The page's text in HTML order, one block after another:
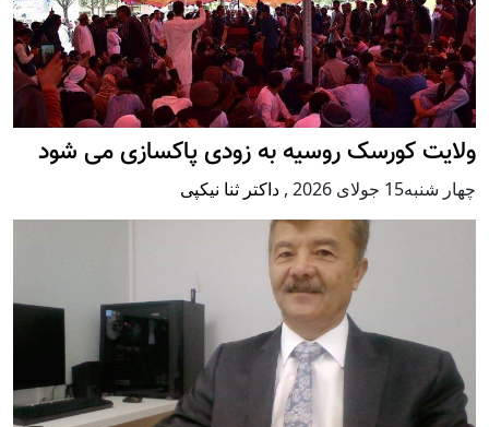
ولایت کورسک روسیه به زودی پاکسازی می شود
چهار شنبه15 جولای 2026 , داکتر ثنا نیکپی